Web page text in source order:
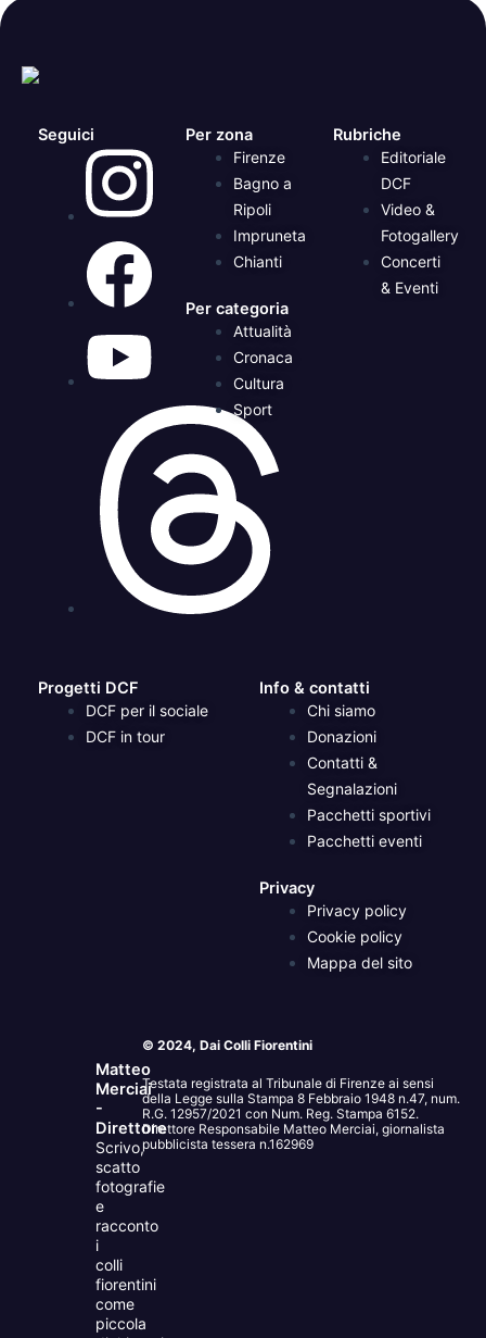
Seguici Per zona
Firenze
Bagno a
Ripoli
Impruneta
Chianti
Per categoria
Attualità
Cronaca
Cultura
Sport
Rubriche
Editoriale
DCF
Video &
Fotogallery
Concerti
& Eventi
Progetti DCF
DCF per il sociale
DCF in tour
Info & contatti
Chi siamo
Donazioni
Contatti &
Segnalazioni
Pacchetti sportivi
Pacchetti eventi
Privacy
Privacy policy
Cookie policy
Mappa del sito
Matteo
Merciai
-
Direttore
Scrivo,
scatto
fotografie
e
racconto
i
colli
fiorentini
come
piccola
© 2024, Dai Colli Fiorentini
Testata registrata al Tribunale di Firenze ai sensi
della Legge sulla Stampa 8 Febbraio 1948 n.47, num.
R.G. 12957/2021 con Num. Reg. Stampa 6152.
Direttore Responsabile Matteo Merciai, giornalista
pubblicista tessera n.162969